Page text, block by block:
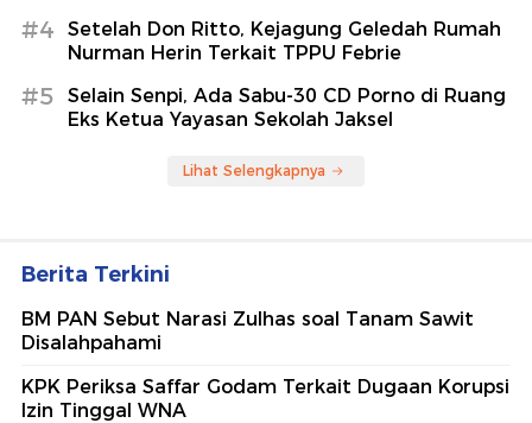
#4
Setelah Don Ritto, Kejagung Geledah Rumah
Nurman Herin Terkait TPPU Febrie
#5
Selain Senpi, Ada Sabu-30 CD Porno di Ruang
Eks Ketua Yayasan Sekolah Jaksel
Lihat Selengkapnya
Berita Terkini
BM PAN Sebut Narasi Zulhas soal Tanam Sawit
Disalahpahami
KPK Periksa Saffar Godam Terkait Dugaan Korupsi
Izin Tinggal WNA